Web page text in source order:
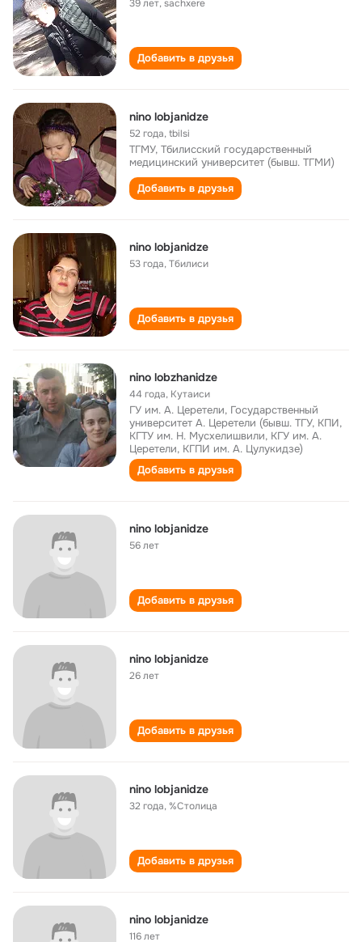
39 лет,sachxere
Добавить в друзья
nino lobjanidze
52 года,tbilsi
ТГМУ, Тбилисский государственный
медицинский университет (бывш. ТГМИ)
Добавить в друзья
nino lobjanidze
53 года,Тбилиси
Добавить в друзья
nino lobzhanidze
44 года, Кутаиси
ГУ им. А. Церетели, Государственный
университет А. Церетели (бывш. ТГУ, КПИ,
КГТУ им. Н. Мусхелишвили, КГУ им. А.
Церетели, КГПИ им. А. Цулукидзе)
Добавить в друзья
nino lobjanidze
56 лет
Добавить в друзья
nino lobjanidze
26 лет
Добавить в друзья
nino lobjanidze
32 года,%Столица
Добавить в друзья
nino lobjanidze
116 лет